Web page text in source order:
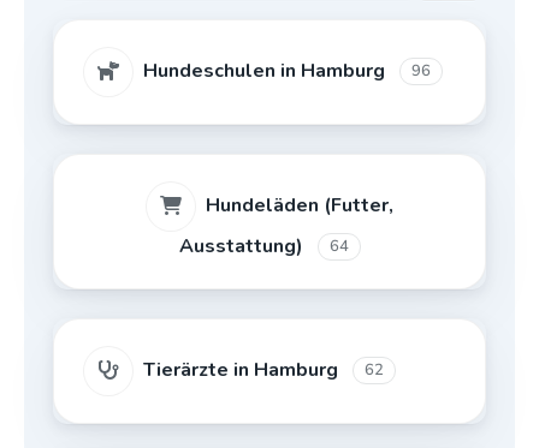
Hundeschulen in Hamburg 96
Hundeläden (Futter,
Ausstattung)
64
Tierärzte in Hamburg 62